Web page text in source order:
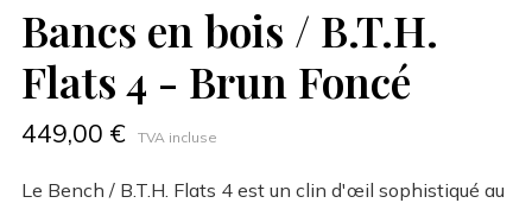
Bancs en bois / B.T.H.
Flats 4 - Brun Foncé
449,00 € TVA incluse
Le Bench / B.T.H. Flats 4 est un clin d'œil sophistiqué au